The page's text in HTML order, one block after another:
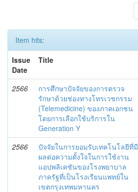
Item hits:
Issue
Date
Title
2566
การศึกษาปัจจัยของการตรวจ
รักษาด้วยช่องทางโทรเวชกรรม
(Telemedicine) ของภาคเอกชน
โดยการเลือกใช้บริการใน
Generation Y
2566
ปัจจัยในการยอมรับเทคโนโลยีที่มี
ผลต่อความตั้งใจในการใช้งาน
แอปพลิเคชันของโรงพยาบาล
ภาครัฐที่เป็นโรงเรียนแพทย์ใน
เขตกรุงเทพมหานคร